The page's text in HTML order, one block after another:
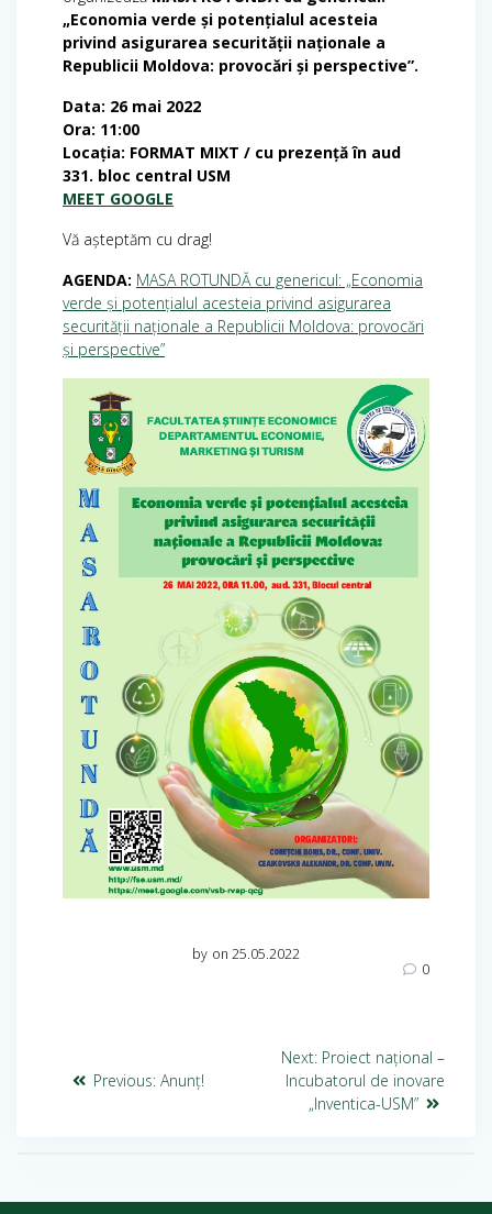
„Economia verde și potențialul acesteia
privind asigurarea securității naționale a
Republicii Moldova: provocări și perspective”.
Data: 26 mai 2022
Ora: 11:00
Locația: FORMAT MIXT / cu prezență în aud
331. bloc central USM
MEET GOOGLE
Vă așteptăm cu drag!
AGENDA: MASA ROTUNDĂ cu genericul: „Economia
verde și potențialul acesteia privind asigurarea
securității naționale a Republicii Moldova: provocări
și perspective”
by on 25.05.2022
0
Previous: Anunț!
Next: Proiect național –
Incubatorul de inovare
„Inventica-USM”